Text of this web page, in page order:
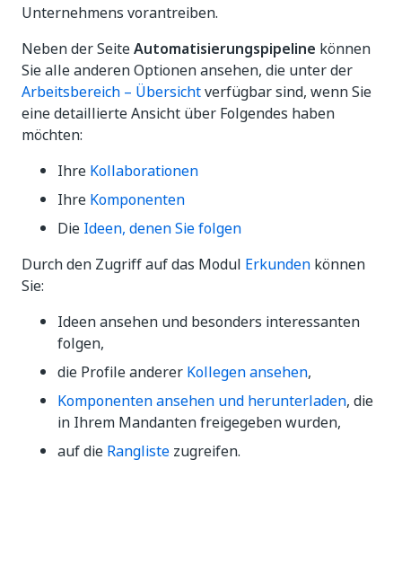
Unternehmens vorantreiben.
Neben der SeiteAutomatisierungspipeline können
Sie alle anderen Optionen ansehen, die unter der
Arbeitsbereich – Übersichtverfügbar sind, wenn Sie
eine detaillierte Ansicht über Folgendes haben
möchten:
Ihre Kollaborationen
Ihre Komponenten
Die Ideen, denen Sie folgen
Durch den Zugriff auf das Modul Erkunden können
Sie:
Ideen ansehen und besonders interessanten
folgen,
die Profile anderer Kollegen ansehen,
Komponenten ansehen und herunterladen, die
in Ihrem Mandanten freigegeben wurden,
auf die Rangliste zugreifen.